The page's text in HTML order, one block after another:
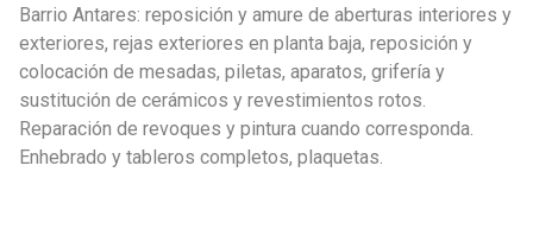
Precios
N°02/2026
-
FISU
–
Barrio
Barrio Antares: reposición y amure de aberturas interiores y
exteriores, rejas exteriores en planta baja, reposición y
colocación de mesadas, piletas, aparatos, grifería y
sustitución de cerámicos y revestimientos rotos.
Reparación de revoques y pintura cuando corresponda.
Enhebrado y tableros completos, plaquetas.